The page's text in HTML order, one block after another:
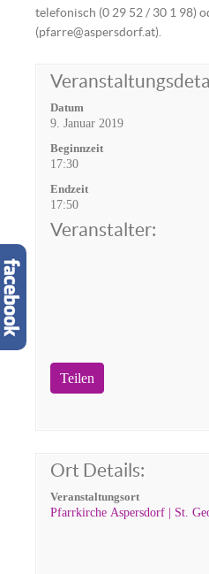
telefonisch (0 29 52 / 30 1 98)
(pfarre@aspersdorf.at).
Datum
9. Januar 2019
Beginnzeit
17:30
Endzeit
17:50
Veranstalter:
Teilen
Ort Details:
Veranstaltungsort
Pfarrkirche Aspersdorf | St.